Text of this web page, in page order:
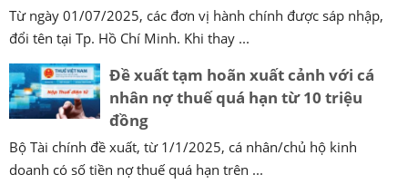
Từ ngày 01/07/2025, các đơn vị hành chính được sáp nhập,
đổi tên tại Tp. Hồ Chí Minh. Khi thay ...
Đề xuất tạm hoãn xuất cảnh với cá
nhân nợ thuế quá hạn từ 10 triệu
đồng
Bộ Tài chính đề xuất, từ 1/1/2025, cá nhân/chủ hộ kinh
doanh có số tiền nợ thuế quá hạn trên ...